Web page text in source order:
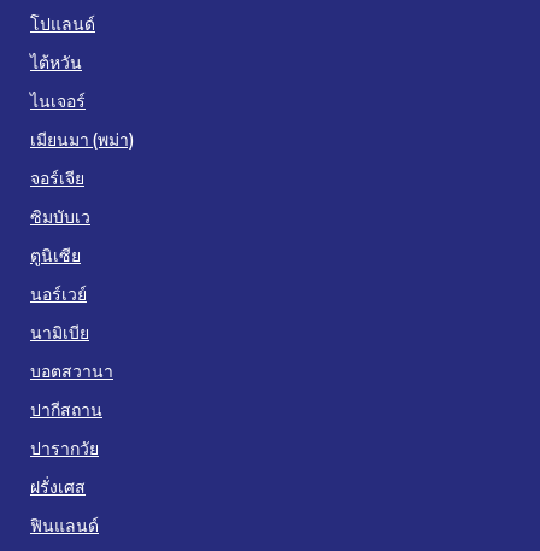
โปแลนด์
ไต้หวัน
ไนเจอร์
เมียนมา (พม่า)
จอร์เจีย
ซิมบับเว
ตูนิเซีย
นอร์เวย์
นามิเบีย
บอตสวานา
ปากีสถาน
ปารากวัย
ฝรั่งเศส
ฟินแลนด์